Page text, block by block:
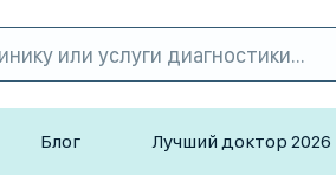
Блог Лучший доктор 2026